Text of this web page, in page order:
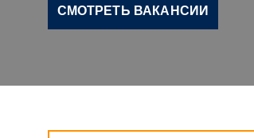
СМОТРЕТЬ ВАКАНСИИ